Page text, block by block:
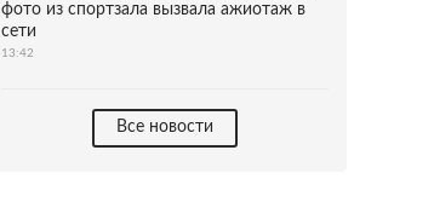
фото из спортзала вызвала ажиотаж в
сети
13:42
Все новости